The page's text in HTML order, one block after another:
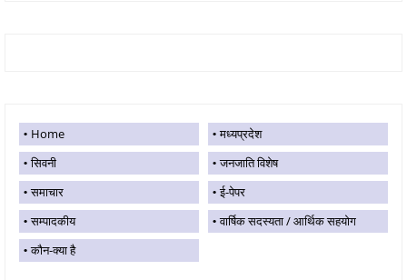
Home
मध्यप्रदेश
सिवनी
जनजाति विशेष
समाचार
ई-पेपर
सम्पादकीय
वार्षिक सदस्यता / आर्थिक सहयोग
कौन-क्या है